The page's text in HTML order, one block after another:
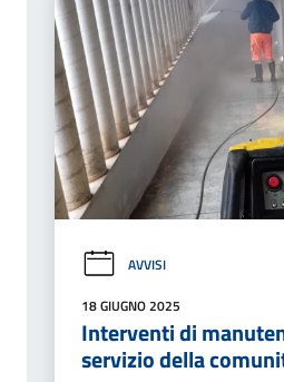
AVVISI
18 GIUGNO 2025
Interventi di
servizio della